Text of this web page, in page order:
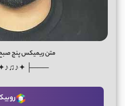
متن ریمیکس پنج
┤───